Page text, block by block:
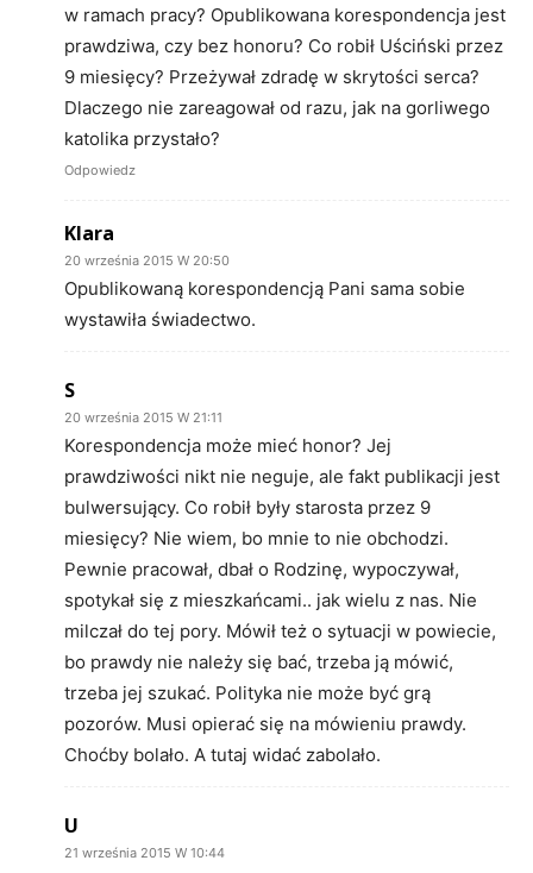
w ramach pracy? Opublikowana korespondencja jest
prawdziwa, czy bez honoru? Co robił Uściński przez
9 miesięcy? Przeżywał zdradę w skrytości serca?
Dlaczego nie zareagował od razu, jak na gorliwego
katolika przystało?
Odpowiedz
Klara
20 września 2015 W 20:50
Opublikowaną korespondencją Pani sama sobie
wystawiła świadectwo.
S
20 września 2015 W 21:11
Korespondencja może mieć honor? Jej
prawdziwości nikt nie neguje, ale fakt publikacji jest
bulwersujący. Co robił były starosta przez 9
miesięcy? Nie wiem, bo mnie to nie obchodzi.
Pewnie pracował, dbał o Rodzinę, wypoczywał,
spotykał się z mieszkańcami.. jak wielu z nas. Nie
milczał do tej pory. Mówił też o sytuacji w powiecie,
bo prawdy nie należy się bać, trzeba ją mówić,
trzeba jej szukać. Polityka nie może być grą
pozorów. Musi opierać się na mówieniu prawdy.
Choćby bolało. A tutaj widać zabolało.
U
21 września 2015 W 10:44